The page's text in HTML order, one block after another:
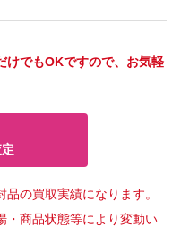
けでもOKですので、お気軽
の買取実績になります。
・商品状態等により変動い